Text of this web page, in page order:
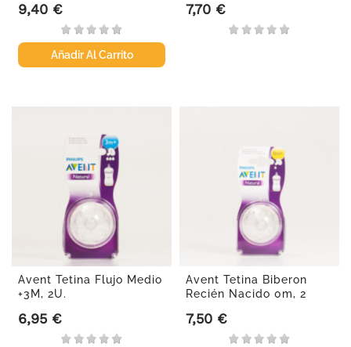
Precio
9,40 €
Añadir Al Carrito
Precio
7,70 €
Avent Tetina Flujo Medio
+3M, 2U.
Precio
6,95 €
Avent Tetina Biberon
Recién Nacido 0m, 2
Precio
7,50 €